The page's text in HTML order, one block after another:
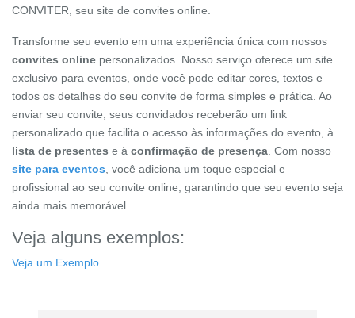
CONVITER, seu site de convites online.
Transforme seu evento em uma experiência única com nossos
convites online personalizados. Nosso serviço oferece um site
exclusivo para eventos, onde você pode editar cores, textos e
todos os detalhes do seu convite de forma simples e prática. Ao
enviar seu convite, seus convidados receberão um link
personalizado que facilita o acesso às informações do evento, à
lista de presentes e à confirmação de presença . Com nosso
site para eventos , você adiciona um toque especial e
profissional ao seu convite online, garantindo que seu evento seja
ainda mais memorável.
Veja alguns exemplos:
Veja um Exemplo